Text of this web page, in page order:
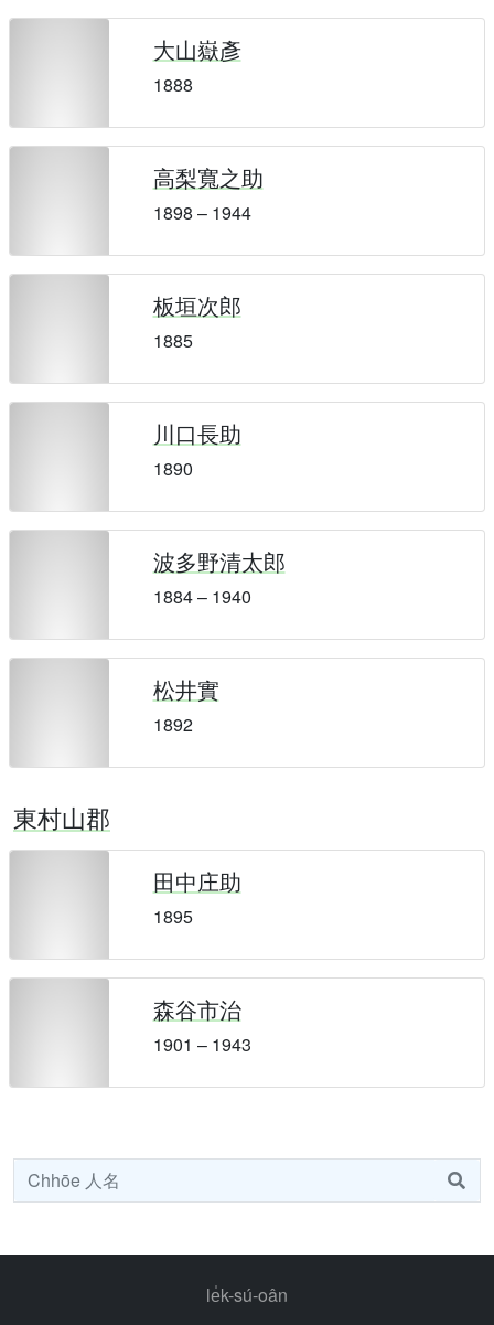
大山嶽彥
1888
高梨寬之助
1898 – 1944
板垣次郎
1885
川口長助
1890
波多野清太郎
1884 – 1940
松井實
1892
東村山郡
田中庄助
1895
森谷市治
1901 – 1943
le̍k-sú-oân